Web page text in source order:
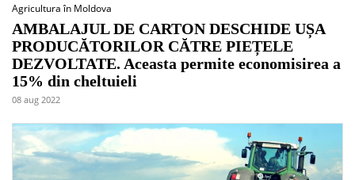
Agricultura în Moldova
AMBALAJUL DE CARTON DESCHIDE UȘA
PRODUCĂTORILOR CĂTRE PIEȚELE
DEZVOLTATE. Aceasta permite economisirea a
15% din cheltuieli
08 aug 2022